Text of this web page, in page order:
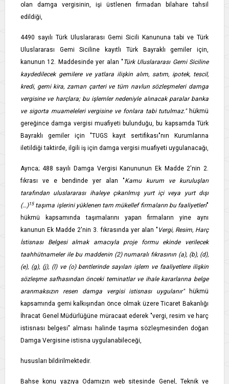
olan damga vergisinin, işi üstlenen firmadan bilahare tahsil
edildiği,
4490 sayılı Türk Uluslararası Gemi Sicili Kanununa tabi ve Türk
Uluslararası Gemi Siciline kayıtlı Türk Bayraklı gemiler için,
kanunun 12. Maddesinde yer alan " Türk Uluslararası Gemi Siciline
kaydedilecek gemilere ve yatlara ilişkin alım, satım, ipotek, tescil,
kredi, gemi kira, zaman çarteri ve tüm navlun sözleşmeleri damga
vergisine ve harçlara; bu işlemler nedeniyle alınacak paralar banka
ve sigorta muameleleri vergisine ve fonlara tabi tutulmaz."hükmü
gereğince damga vergisi muafiyeti bulunduğu, bu kapsamda Türk
Bayraklı gemiler için "TUGS kayıt sertifikası"nın Kurumlarına
iletildiği taktirde, ilgili iş için damga vergisi muafiyeti uygulanacağı,
Ayrıca; 488 sayılı Damga Vergisi Kanununun Ek Madde 2'nin 2.
fıkrası ve e bendinde yer alan "Kamu kurum ve kuruluşları
tarafından uluslararası ihaleye çıkarılmış yurt içi veya yurt dışı
(…)15 taşıma işlerini yüklenen tam mükellef firmaların bu faaliyetleri"
hükmü kapsamında taşımalarını yapan firmaların yine aynı
kanunun Ek Madde 2'nin 3. fıkrasında yer alan " Vergi, Resim, Harç
İstisnası Belgesi almak amacıyla proje formu ekinde verilecek
taahhütnameler ile bu maddenin (2) numaralı fıkrasının (a), (b), (d),
(e), (g), (j), (l) ve (o) bentlerinde sayılan işlem ve faaliyetlere ilişkin
sözleşme safhasından önceki teminatlar ve ihale kararlarına belge
aranmaksızın resen damga vergisi istisnası uygulanır"hükmü
kapsamında gemi kalkışından önce olmak üzere Ticaret Bakanlığı
İhracat Genel Müdürlüğüne müracaat ederek "vergi, resim ve harç
istisnası belgesi" alması halinde taşıma sözleşmesinden doğan
Damga Vergisine istisna uygulanabileceği,
hususları bildirilmektedir.
Bahse konu yazıya Odamızın web sitesinde Genel, Teknik ve